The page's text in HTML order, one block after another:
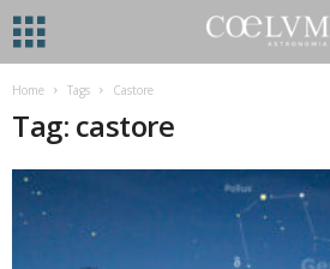
Home Tags Castore
Tag: castore